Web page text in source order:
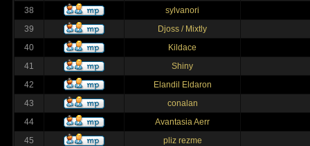
38
sylvanori
39
Djoss / Mixtly
40
Kildace
41
Shiny
42
Elandil Eldaron
43
conalan
44
Avantasia Aerr
45
pliz rezme